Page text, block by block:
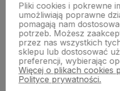
Pomoc
Pliki cookies i pokrewne
umożliwiają poprawne
pomagają nam
potrzeb. Możesz
przez nas wszystkich
sklepu lub dostosować
preferencji, wybierając
Więcej o plikach cookies
Polityce prywatności.